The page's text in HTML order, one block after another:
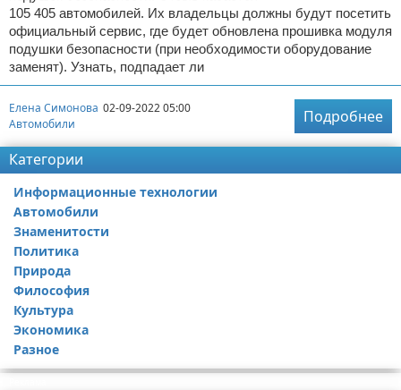
105 405 автомобилей. Их владельцы должны будут посетить
официальный сервис, где будет обновлена прошивка модуля
подушки безопасности (при необходимости оборудование
заменят). Узнать, подпадает ли
Елена Симонова 02-09-2022 05:00
Автомобили
Подробнее
Категории
Информационные технологии
Автомобили
Знаменитости
Политика
Природа
Философия
Культура
Экономика
Разное